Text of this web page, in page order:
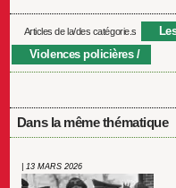
Articles de la/des catégorie.s
Violences policières
Dans la même thématique
| 13 MARS 2026